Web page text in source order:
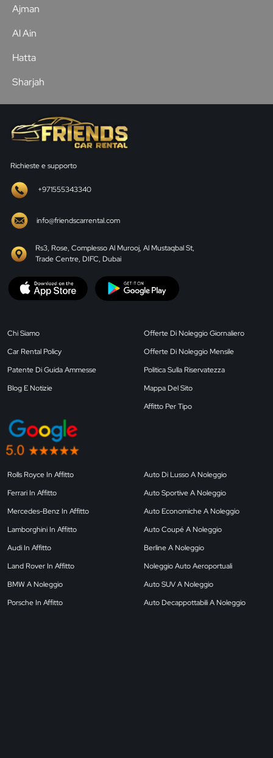
Ajman
Al Ain
Hatta
Sharjah
Richieste e supporto
+971555343340
info@friendscarrental.com
Rs3, Rose, Complesso Al Murooj, Al Mustaqbal St,
Trade Centre, DIFC, Dubai
Chi Siamo
Car Rental Policy
Patente Di Guida Ammesse
Blog E Notizie
Offerte Di Noleggio Giornaliero
Offerte Di Noleggio Mensile
Politica Sulla Riservatezza
Mappa Del Sito
Affitto Per Tipo
Rolls Royce In Affitto
Ferrari In Affitto
Mercedes-Benz In Affitto
Lamborghini In Affitto
Audi In Affitto
Land Rover In Affitto
BMW A Noleggio
Porsche In Affitto
Auto Di Lusso A Noleggio
Auto Sportive A Noleggio
Auto Economiche A Noleggio
Auto Coupé A Noleggio
Berline A Noleggio
Noleggio Auto Aeroportuali
Auto SUV A Noleggio
Auto Decappottabili A Noleggio